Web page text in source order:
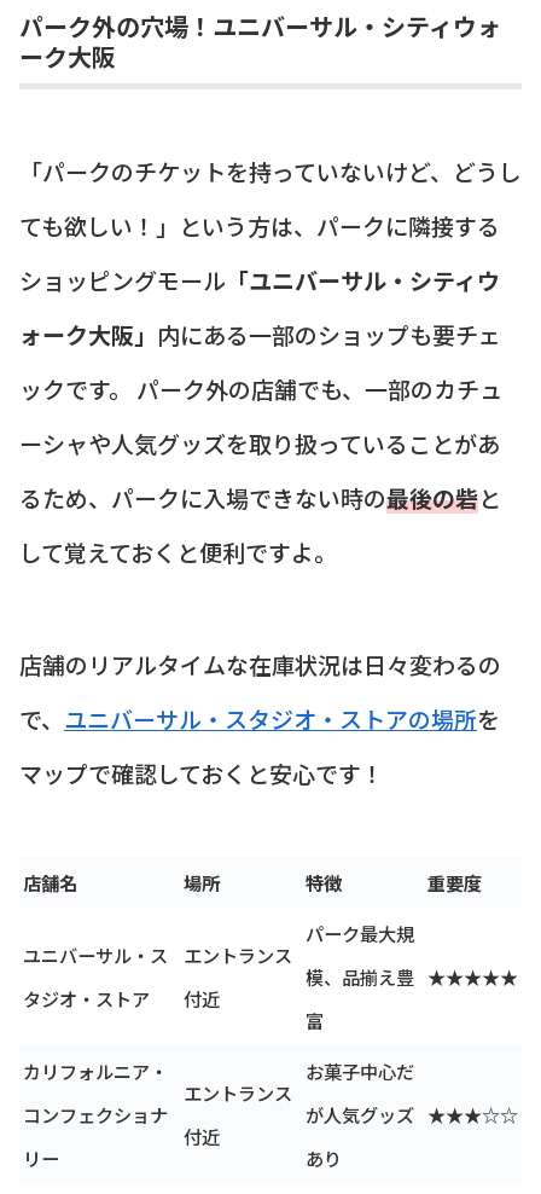
パーク外の穴場！ユニバーサル・シティウォ
ーク大阪
「パークのチケットを持っていないけど、どうし
ても欲しい！」という方は、パークに隣接する
ショッピングモール 「ユニバーサル・シティウ
ォーク大阪」 内にある一部のショップも要チェ
ックです。 パーク外の店舗でも、一部のカチュ
ーシャや人気グッズを取り扱っていることがあ
るため、パークに入場できない時の最後の砦と
して覚えておくと便利ですよ。
店舗のリアルタイムな在庫状況は日々変わるの
で、 ユニバーサル・スタジオ・ストアの場所を
マップで確認しておくと安心です！
店舗名 場所 特徴 重要度
ユニバーサル・ス
タジオ・ストア
エントランス
付近
パーク最大規
模、品揃え豊
富
★★★★★
カリフォルニア・
コンフェクショナ
リー
エントランス
付近
お菓子中心だ
が人気グッズ
あり
★★★☆☆